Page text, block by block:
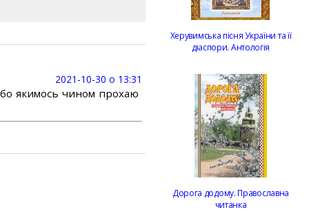
2021-10-30 о 13:31
якимось чином прохаю
Херувимська пісня України та її
діаспори. Антологія
Дорога додому. Православна
читанка